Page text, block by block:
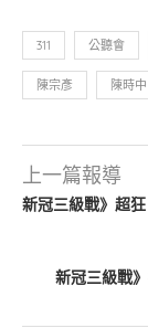
311 公聽會
陳宗彥 陳時中
上一篇報導
新冠三級戰》超
新冠三級戰